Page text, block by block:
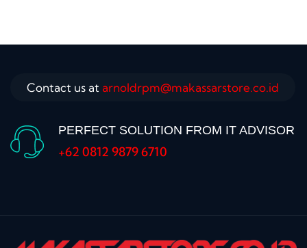
Contact us at arnoldrpm@makassarstore.co.id
PERFECT SOLUTION FROM IT ADVISOR
+62 0812 9879 6710